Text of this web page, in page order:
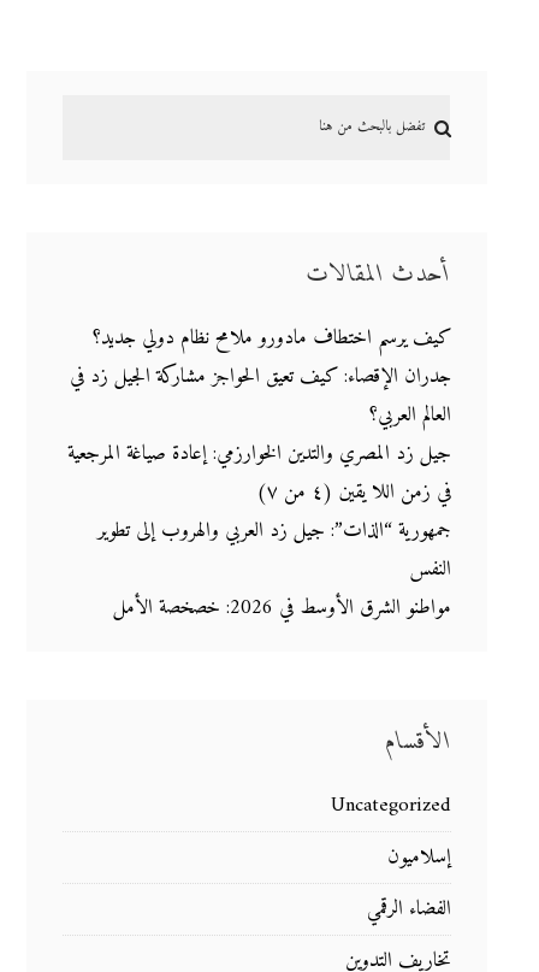
أحدث المقالات
كيف يرسم اختطاف مادورو ملامح نظام دولي جديد؟
جدران الإقصاء: كيف تعيق الحواجز مشاركة الجيل زد في
العالم العربي؟
جيل زد المصري والتدين الخوارزمي: إعادة صياغة المرجعية
في زمن اللا يقين (٤ من ٧)
جمهورية “الذات”: جيل زد العربي والهروب إلى تطوير
النفس
مواطنو الشرق الأوسط في 2026: خصخصة الأمل
الأقسام
Uncategorized
إسلاميون
الفضاء الرقمي
تخاريف التدوين